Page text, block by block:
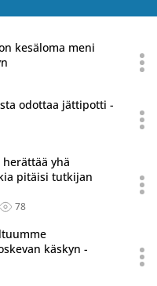
kesäloma meni
odottaa jättipotti -
yhä
pitäisi tutkijan
78
käskyn -